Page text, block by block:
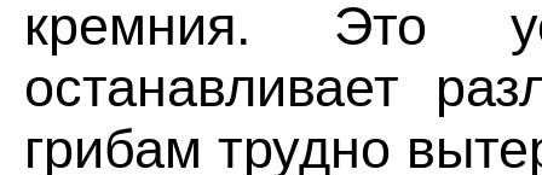
кремния. Это
останавливает
грибам трудно